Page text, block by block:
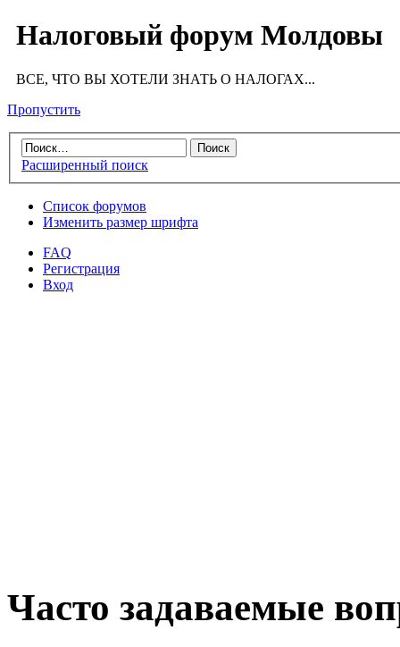
Налоговый форум Молдовы
ВСЕ, ЧТО ВЫ ХОТЕЛИ ЗНАТЬ О НАЛОГАХ...
Пропустить
Расширенный поиск
Список форумов
Изменить размер шрифта
FAQ
Регистрация
Вход
Часто задаваемые